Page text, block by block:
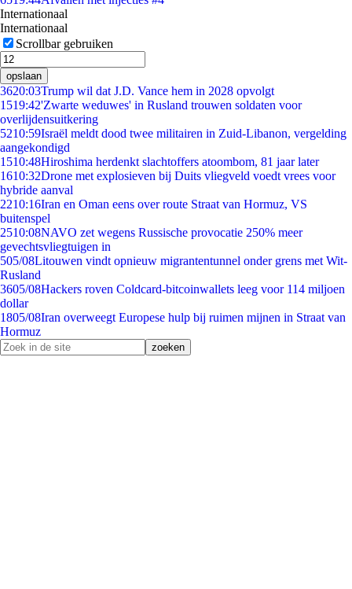
Internationaal
Internationaal
Scrollbar gebruiken
opslaan
3620:03Trump wil dat J.D. Vance hem in 2028 opvolgt
1519:42'Zwarte weduwes' in Rusland trouwen soldaten voor
overlijdensuitkering
5210:59Israël meldt dood twee militairen in Zuid-Libanon, vergelding
aangekondigd
1510:48Hiroshima herdenkt slachtoffers atoombom, 81 jaar later
1610:32Drone met explosieven bij Duits vliegveld voedt vrees voor
hybride aanval
2210:16Iran en Oman eens over route Straat van Hormuz, VS
buitenspel
2510:08NAVO zet wegens Russische provocatie 250% meer
gevechtsvliegtuigen in
505/08Litouwen vindt opnieuw migrantentunnel onder grens met Wit-
Rusland
3605/08Hackers roven Coldcard-bitcoinwallets leeg voor 114 miljoen
dollar
1805/08Iran overweegt Europese hulp bij ruimen mijnen in Straat van
Hormuz